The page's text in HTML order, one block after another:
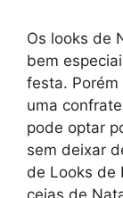
Os looks de
bem
festa.
uma
pode optar
sem deixar
de Looks de